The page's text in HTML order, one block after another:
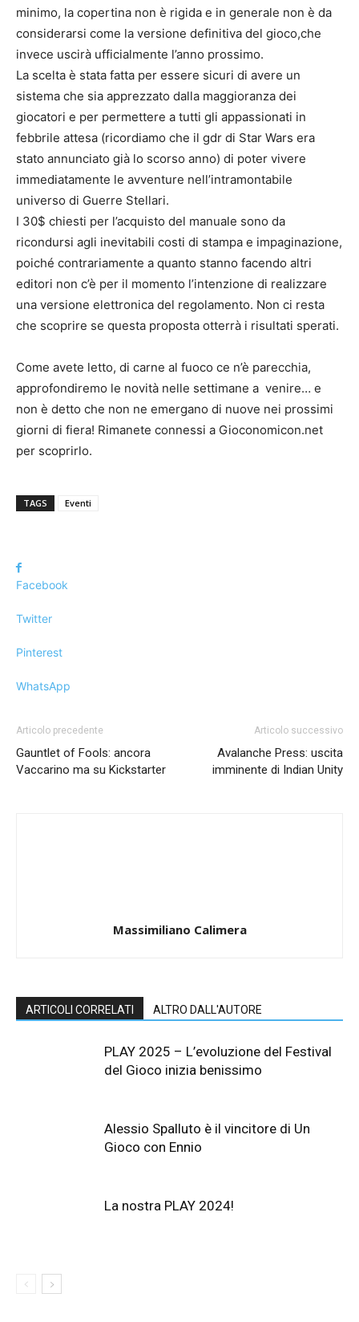
minimo, la copertina non è rigida e in generale non è da
considerarsi come la versione definitiva del gioco,che
invece uscirà ufficialmente l’anno prossimo.
La scelta è stata fatta per essere sicuri di avere un
sistema che sia apprezzato dalla maggioranza dei
giocatori e per permettere a tutti gli appassionati in
febbrile attesa (ricordiamo che il gdr di Star Wars era
stato annunciato già lo scorso anno) di poter vivere
immediatamente le avventure nell’intramontabile
universo di Guerre Stellari.
I 30$ chiesti per l’acquisto del manuale sono da
ricondursi agli inevitabili costi di stampa e impaginazione,
poiché contrariamente a quanto stanno facendo altri
editori non c’è per il momento l’intenzione di realizzare
una versione elettronica del regolamento. Non ci resta
che scoprire se questa proposta otterrà i risultati sperati.
Come avete letto, di carne al fuoco ce n’è parecchia,
approfondiremo le novità nelle settimane a venire… e
non è detto che non ne emergano di nuove nei prossimi
giorni di fiera! Rimanete connessi a Gioconomicon.net
per scoprirlo.
TAGS Eventi
Facebook
Twitter
Pinterest
WhatsApp
Articolo precedente
Gauntlet of Fools: ancora
Vaccarino ma su Kickstarter
Articolo successivo
Avalanche Press: uscita
imminente di Indian Unity
Massimiliano Calimera
ARTICOLI CORRELATI ALTRO DALL'AUTORE
PLAY 2025 – L’evoluzione del Festival
del Gioco inizia benissimo
Alessio Spalluto è il vincitore di Un
Gioco con Ennio
La nostra PLAY 2024!